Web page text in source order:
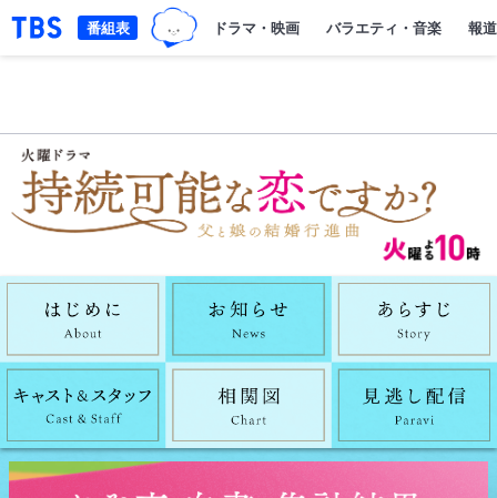
「TBSテレビ｜ときめくときを。」トップページ
ドラマ・映画 バラエティ・音楽 報
番組表
はじめにAbout お知らせnews
キャストスタッフCast&Staff相関図Chart